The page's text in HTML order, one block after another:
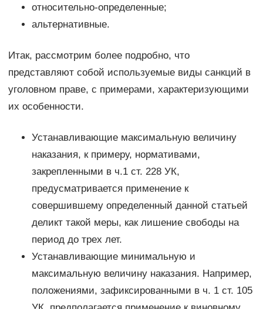
относительно-определенные;
альтернативные.
Итак, рассмотрим более подробно, что
представляют собой используемые виды санкций в
уголовном праве, с примерами, характеризующими
их особенности.
Устанавливающие максимальную величину
наказания, к примеру, нормативами,
закрепленными в ч.1 ст. 228 УК,
предусматривается применение к
совершившему определенный данной статьей
деликт такой меры, как лишение свободы на
период до трех лет.
Устанавливающие минимальную и
максимальную величину наказания. Например,
положениями, зафиксированными в ч. 1 ст. 105